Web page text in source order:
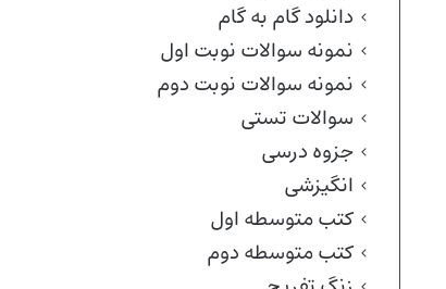
دانلود گام به گام
نمونه سوالات نوبت اول
نمونه سوالات نوبت دوم
سوالات تستی
جزوه درسی
انگیزشی
کتب متوسطه اول
کتب متوسطه دوم